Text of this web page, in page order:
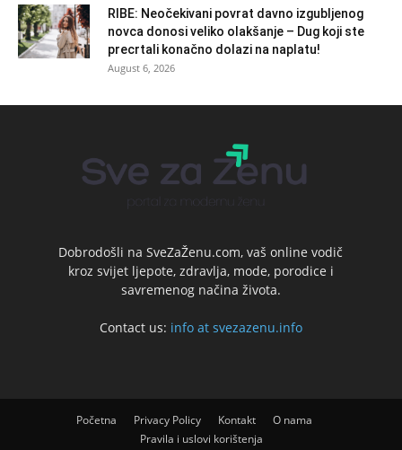
RIBE: Neočekivani povrat davno izgubljenog
novca donosi veliko olakšanje – Dug koji ste
precrtali konačno dolazi na naplatu!
August 6, 2026
Dobrodošli na SveZaŽenu.com, vaš online vodič
kroz svijet ljepote, zdravlja, mode, porodice i
savremenog načina života.
Contact us: info at svezazenu.info
Početna Privacy Policy Kontakt
O nama
Pravila i uslovi korištenja